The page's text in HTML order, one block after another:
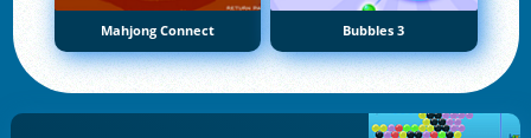
Mahjong Connect Bubbles 3